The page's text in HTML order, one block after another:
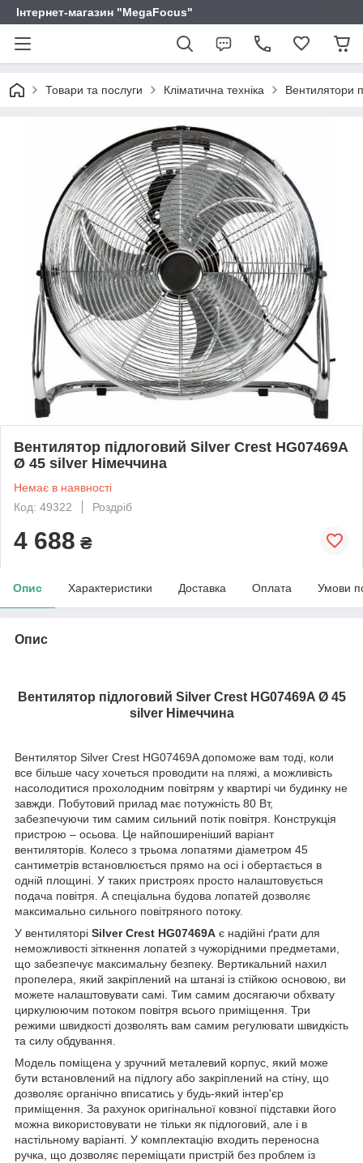
Інтернет-магазин "MegaFocus"
Товари та послуги Кліматична техніка Вентилятори
Вентилятор підлоговий Silver Crest HG07469A
Ø 45 silver Німеччина
Немає в наявності
Код: 49322
Роздріб
4 688 ₴
Опис Характеристики Доставка Оплата Умови
Опис
Вентилятор підлоговий Silver Crest HG07469A Ø 45
silver Німеччина
Вентилятор Silver Crest HG07469A допоможе вам тоді, коли
все більше часу хочеться проводити на пляжі, а можливість
насолодитися прохолодним повітрям у квартирі чи будинку не
завжди. Побутовий прилад має потужність 80 Вт,
забезпечуючи тим самим сильний потік повітря. Конструкція
пристрою – осьова. Це найпоширеніший варіант
вентиляторів. Колесо з трьома лопатями діаметром 45
сантиметрів встановлюється прямо на осі і обертається в
одній площині. У таких пристроях просто налаштовується
подача повітря. А спеціальна будова лопатей дозволяє
максимально сильного повітряного потоку.
У вентиляторі Silver Crest HG07469A є надійні ґрати для
неможливості зіткнення лопатей з чужорідними предметами,
що забезпечує максимальну безпеку. Вертикальний нахил
пропелера, який закріплений на штанзі із стійкою основою, ви
можете налаштовувати самі. Тим самим досягаючи обхвату
циркулюючим потоком повітря всього приміщення. Три
режими швидкості дозволять вам самим регулювати швидкість
та силу обдування.
Модель поміщена у зручний металевий корпус, який може
бути встановлений на підлогу або закріплений на стіну, що
дозволяє органічно вписатись у будь-який інтер'єр
приміщення. За рахунок оригінальної ковзної підставки його
можна використовувати не тільки як підлоговий, але і в
настільному варіанті. У комплектацію входить переносна
ручка, що дозволяє переміщати пристрій без проблем із